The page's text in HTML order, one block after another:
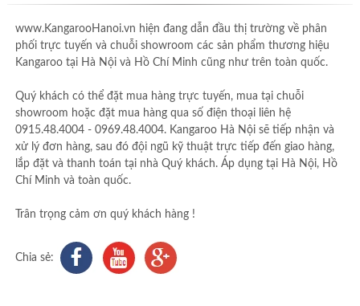
www.KangarooHanoi.vn hiện đang dẫn đầu thị trường về phân
phối trực tuyến và chuỗi showroom các sản phẩm thương hiệu
Kangaroo tại Hà Nội và Hồ Chí Minh cũng như trên toàn quốc.
Quý khách có thể đặt mua hàng trực tuyến, mua tại chuỗi
showroom hoặc đặt mua hàng qua số điện thoại liên hệ
0915.48.4004 - 0969.48.4004. Kangaroo Hà Nội sẽ tiếp nhận và
xử lý đơn hàng, sau đó đội ngũ kỹ thuật trực tiếp đến giao hàng,
lắp đặt và thanh toán tại nhà Quý khách. Áp dụng tại Hà Nội, Hồ
Chí Minh và toàn quốc.
Trân trọng cảm ơn quý khách hàng !
Chia sẻ: